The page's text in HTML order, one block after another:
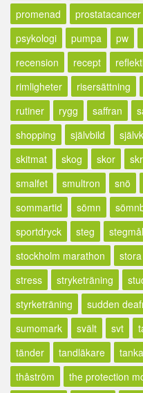
promenad
prostatacancer
psykologi
pumpa pw
recension
recept
rimligheter
risersättning
rutiner
rygg saffran
shopping
självbild
skitmat
skog skor
smalfet
smultron snö
sommartid
sömn
sportdryck
steg stegmål
stockholm marathon
stress
stryketräning
styrketräning
sudden
sumomark
svält svt
tänder
tandläkare
thåström
the protection